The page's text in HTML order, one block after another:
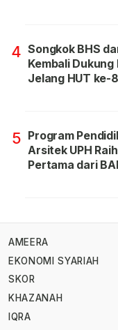
4 Songkok BHS
Kembali
Jelang HUT ke-
5 Program
Arsitek UPH
Pertama dari
AMEERA
EKONOMI SYARIAH
SKOR
KHAZANAH
IQRA